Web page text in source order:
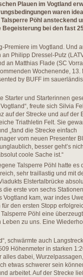
Plauen im Vogtland
waren
Pöhl ansteckend
Begeisterung bei den fast
Premiere im Vogtland. Und
Philipp Dressel-Putz
an Matthias Flade (SC
Wochenende, 13.
by BUFF im
Starter und Starterinnen
freute sich Silvia
auf der Strecke und auf der
Triathletin Felt. Sie
„fand die Strecke einfach
vom neuen Presenter
besser geht’s
coole Sache ist.“
Talsperre Pöhl hatte es
sehr traillastig und mit
Elstertalbrücke
die erste von sechs
Vogtland kam, war indes Uwe
den ersten Stopp
Pöhl eine
Leben zu uns. Eine
schwärmte auch
Höhenmeter in starken
alles dabei, Wurzelpassagen,
etwas schwerer sein
arbeitet. Auf der Strecke